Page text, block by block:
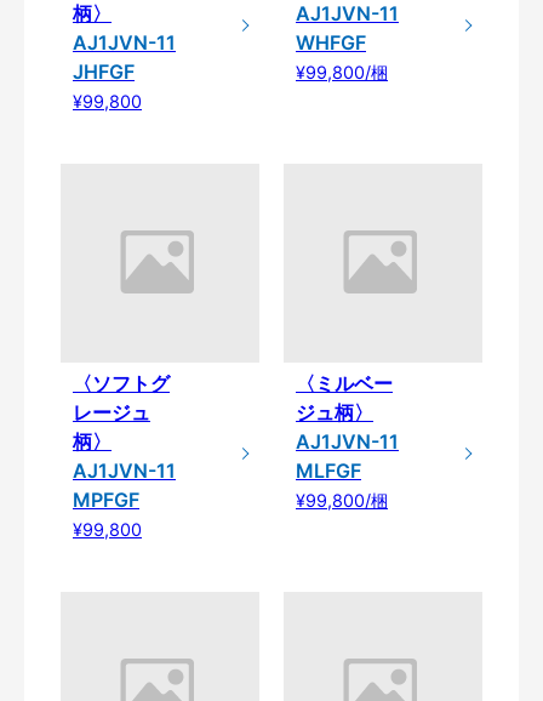
柄〉
AJ1JVN-11
JHFGF
¥99,800
AJ1JVN-11
WHFGF
¥99,800/梱
〈ソフトグ
レージュ
柄〉
AJ1JVN-11
MPFGF
¥99,800
〈ミルベー
ジュ柄〉
AJ1JVN-11
MLFGF
¥99,800/梱